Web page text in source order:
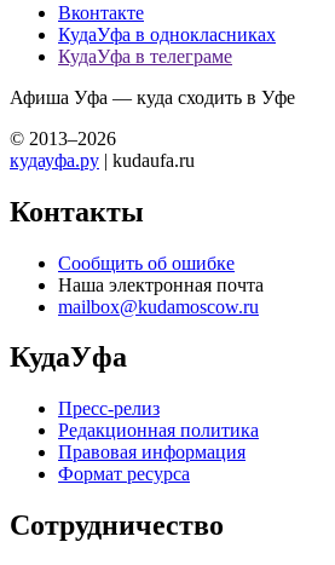
Вконтакте
КудаУфа в однокласниках
КудаУфа в телеграме
Афиша Уфа — куда сходить в Уфе
© 2013–2026
кудауфа.ру | kudaufa.ru
Контакты
Сообщить об ошибке
Наша электронная почта
mailbox@kudamoscow.ru
КудаУфа
Пресс-релиз
Редакционная политика
Правовая информация
Формат ресурса
Сотрудничество